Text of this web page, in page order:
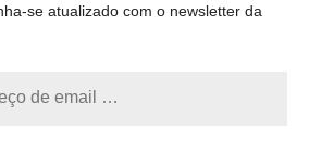
se atualizado com o newsletter da